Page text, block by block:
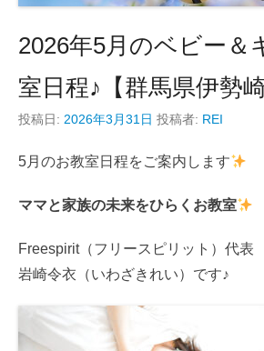
2026年5月のベビー＆
室日程♪【群馬県伊勢
投稿日: 2026年3月31日 投稿者: REI
5月のお教室日程をご案内します
ママと家族の未来をひらくお教室
Freespirit（フリースピリット）代表
岩崎令衣（いわざきれい）です♪